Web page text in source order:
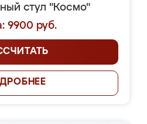
стул "Космо"
9900 руб.